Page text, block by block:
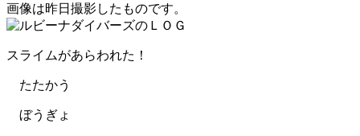
画像は昨日撮影したものです。
スライムがあらわれた！
たたかう
ぼうぎょ